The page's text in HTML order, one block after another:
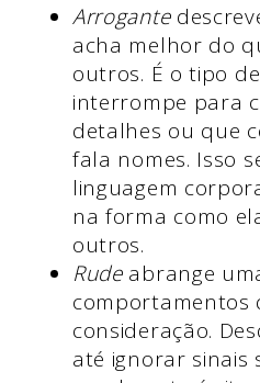
Arrogante
acha melhor do
outros. É o tipo
interrompe para
detalhes ou que
fala nomes. Isso
linguagem
na forma como
outros.
Rudeabrange
comportamentos
consideração.
até ignorar sinais